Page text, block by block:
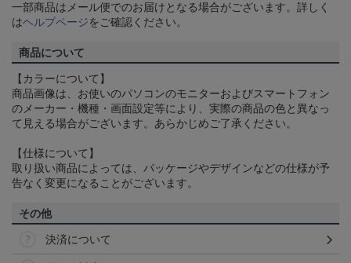
一部商品はメール便でのお届けとなる場合がございます。詳しく
はヘルプページをご確認ください。
商品について
【カラーについて】
商品画像は、お使いのパソコンのモニターおよびスマートフォン
のメーカー・機種・画面設定等により、実際の商品の色と異なっ
て見える場合がございます。あらかじめご了承ください。
【仕様について】
取り扱い商品によっては、パッケージやデザインなどの仕様が予
告なく変更になることがございます。
その他
決済について